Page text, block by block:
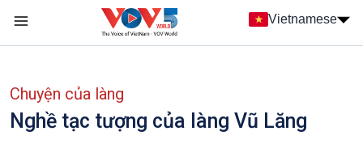
Nhảy đến nội dung
Vietnamese
Chuyện của làng
Nghề tạc tượng của làng Vũ Lăng